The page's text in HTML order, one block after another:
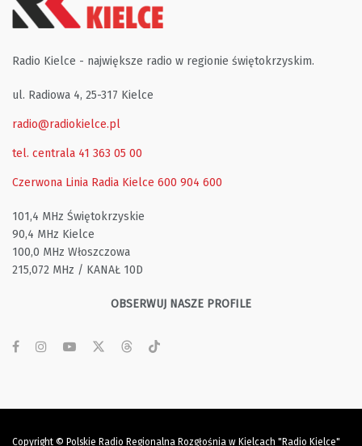
Radio Kielce - największe radio w regionie świętokrzyskim.
ul. Radiowa 4, 25-317 Kielce
radio@radiokielce.pl
tel. centrala 41 363 05 00
Czerwona Linia Radia Kielce 600 904 600
101,4 MHz Świętokrzyskie
90,4 MHz Kielce
100,0 MHz Włoszczowa
215,072 MHz / KANAŁ 10D
OBSERWUJ NASZE PROFILE
Copyright © Polskie Radio Regionalna Rozgłośnia w Kielcach "Radio Kielce"